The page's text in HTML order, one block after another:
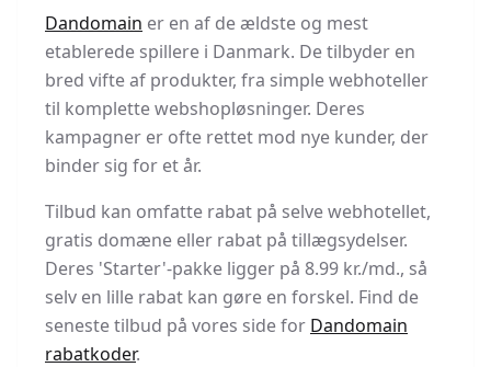
Dandomain er en af de ældste og mest
etablerede spillere i Danmark. De tilbyder en
bred vifte af produkter, fra simple webhoteller
til komplette webshopløsninger. Deres
kampagner er ofte rettet mod nye kunder, der
binder sig for et år.
Tilbud kan omfatte rabat på selve webhotellet,
gratis domæne eller rabat på tillægsydelser.
Deres 'Starter'-pakke ligger på 8.99 kr./md., så
selv en lille rabat kan gøre en forskel. Find de
seneste tilbud på vores side for Dandomain
rabatkoder.